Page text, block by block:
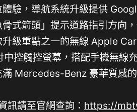
驗，導航系統升級提供
式箭頭」提示道路指引方向
升級重點之一的無線 Apple
控觸控螢幕，搭配手機無線
Mercedes-Benz 豪華質感的
訊請至官網查詢： https://